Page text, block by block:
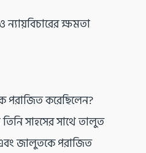
ক্ষমতা
পরাজিত করেছিলেন?
সাহসের সাথে তালুত
এবং জালুতকে পরাজিত